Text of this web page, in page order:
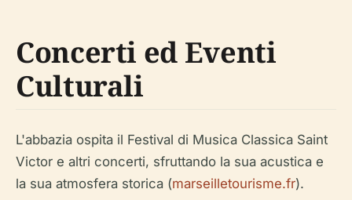
Concerti ed Eventi
Culturali
L'abbazia ospita il Festival di Musica Classica Saint
Victor e altri concerti, sfruttando la sua acustica e
la sua atmosfera storica (marseilletourisme.fr).